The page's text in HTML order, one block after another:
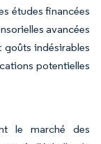
études financées
avancées
indésirables
potentielles
le marché des